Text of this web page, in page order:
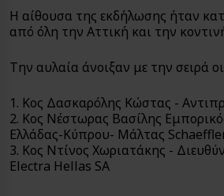
Η αίθουσα της εκδήλωσης ήταν
από όλη την Αττική και την
Την αυλαία άνοιξαν με την σειρά
1. Κος Δασκαρόλης Κώστας -
2. Κος Νέστωρας Βασίλης
Ελλάδας-Κύπρου- Μάλτας
3. Κος Ντίνος Χωριατάκης -
Electra Hellas SA